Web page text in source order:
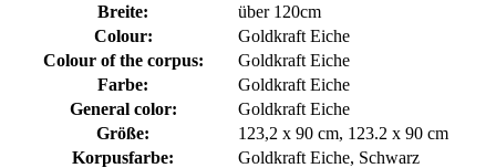
Breite:
über 120cm
Colour:
Goldkraft Eiche
Colour of the corpus:
Goldkraft Eiche
Farbe:
Goldkraft Eiche
General color:
Goldkraft Eiche
Größe:
123,2 x 90 cm, 123.2 x 90 cm
Korpusfarbe:
Goldkraft Eiche, Schwarz